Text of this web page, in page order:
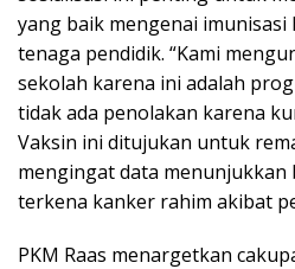
yang baik mengenai imunisasi
tenaga pendidik. “Kami
sekolah karena ini adalah
tidak ada penolakan karena
Vaksin ini ditujukan untuk
mengingat data menunjukkan
terkena kanker rahim akibat
PKM Raas menargetkan